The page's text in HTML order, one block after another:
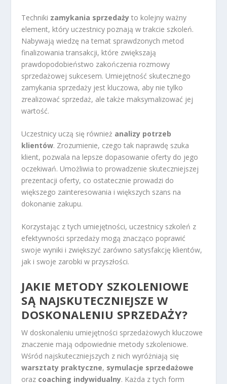
Techniki zamykania sprzedaży to kolejny ważny
element, który uczestnicy poznają w trakcie szkoleń.
Nabywają wiedzę na temat sprawdzonych metod
finalizowania transakcji, które zwiększają
prawdopodobieństwo zakończenia rozmowy
sprzedażowej sukcesem. Umiejętność skutecznego
zamykania sprzedaży jest kluczowa, aby nie tylko
zrealizować sprzedaż, ale także maksymalizować jej
wartość.
Uczestnicy uczą się również analizy potrzeb
klientów. Zrozumienie, czego tak naprawdę szuka
klient, pozwala na lepsze dopasowanie oferty do jego
oczekiwań. Umożliwia to prowadzenie skuteczniejszej
prezentacji oferty, co ostatecznie prowadzi do
większego zainteresowania i większych szans na
dokonanie zakupu.
Korzystając z tych umiejętności, uczestnicy szkoleń z
efektywności sprzedaży mogą znacząco poprawić
swoje wyniki i zwiększyć zarówno satysfakcję klientów,
jak i swoje zarobki w przyszłości.
JAKIE METODY SZKOLENIOWE
SĄ NAJSKUTECZNIEJSZE W
DOSKONALENIU SPRZEDAŻY?
W doskonaleniu umiejętności sprzedażowych kluczowe
znaczenie mają odpowiednie metody szkoleniowe.
Wśród najskuteczniejszych z nich wyróżniają się
warsztaty praktyczne, symulacje sprzedażowe
oraz coaching indywidualny. Każda z tych form